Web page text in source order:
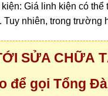
Giá linh kiện có
Tuy nhiên, trong trường
SỬA CHỮA
để gọi Tổng